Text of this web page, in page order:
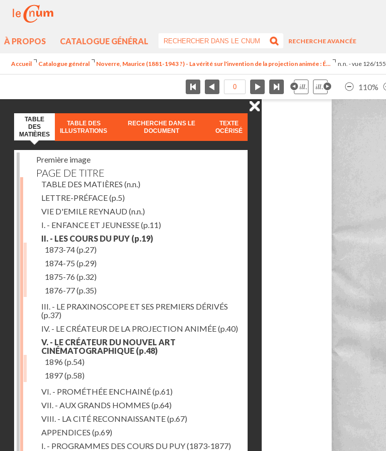
À PROPOS CATALOGUE GÉNÉRAL
RECHERCHE AVANCÉE
Accueil Catalogue général Noverre, Maurice (1881-1943 ?) - La vérité sur l'invention de la projection animée : É... n.n. - vue 126/155
110%
TABLE
DES
MATIÈRES
TABLE DES
ILLUSTRATIONS
RECHERCHE DANS LE
DOCUMENT
TEXTE
OCÉRISÉ
Première image
PAGE DE TITRE
TABLE DES MATIÈRES (n.n.)
LETTRE-PRÉFACE(p.5)
VIE D'EMILE REYNAUD (n.n.)
I. - ENFANCE ET JEUNESSE(p.11)
II. - LES COURS DU PUY (p.19)
1873-74(p.27)
1874-75 (p.29)
1875-76 (p.32)
1876-77(p.35)
III. - LE PRAXINOSCOPE ET SES PREMIERS DÉRIVÉS
(p.37)
IV. - LE CRÉATEUR DE LA PROJECTION ANIMÉE(p.40)
V. - LE CRÉATEUR DU NOUVEL ART
CINÉMATOGRAPHIQUE (p.48)
1896 (p.54)
1897(p.58)
VI. - PROMÉTHÉE ENCHAINÉ(p.61)
VII. - AUX GRANDS HOMMES (p.64)
VIII. - LA CITÉ RECONNAISSANTE(p.67)
APPENDICES (p.69)
I. - PROGRAMMES DES COURS DU PUY (1873-1877)